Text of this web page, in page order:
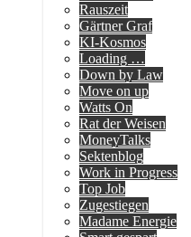
Rauszeit
Gärtner Graf
KI-Kosmos
Loading …
Down by Law
Move on up
Watts On
Rat der Weisen
MoneyTalks
Sektenblog
Work in Progress
Top Job
Zugestiegen
Madame Energie